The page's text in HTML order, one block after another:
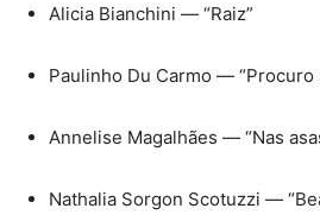
Alicia Bianchini — “Raiz”
Paulinho Du Carmo — “Procuro
Annelise Magalhães — “Nas
Nathalia Sorgon Scotuzzi —